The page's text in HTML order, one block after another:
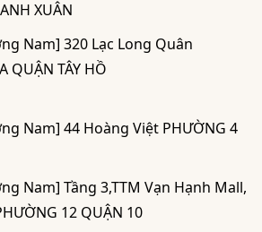
XUÂN
Nam] 320 Lạc Long Quân
QUẬN TÂY HỒ
Nam] 44 Hoàng Việt PHƯỜNG 4
Nam] Tầng 3,TTM Vạn Hạnh Mall,
12 QUẬN 10